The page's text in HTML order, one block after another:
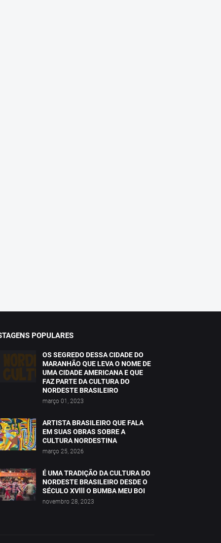
POPULARES
OS SEGREDO DESSA CIDADE DO
MARANHÃO QUE LEVA O NOME DE
UMA CIDADE AMERICANA E QUE
FAZ PARTE DA CULTURA DO
NORDESTE BRASILEIRO
março 01, 2023
ARTISTA BRASILEIRO QUE FALA
EM SUAS OBRAS SOBRE A
CULTURA NORDESTINA
março 25, 2026
É UMA TRADIÇÃO DA CULTURA DO
NORDESTE BRASILEIRO DESDE O
SÉCULO XVlll O BUMBA MEU BOI
novembro 28, 2023